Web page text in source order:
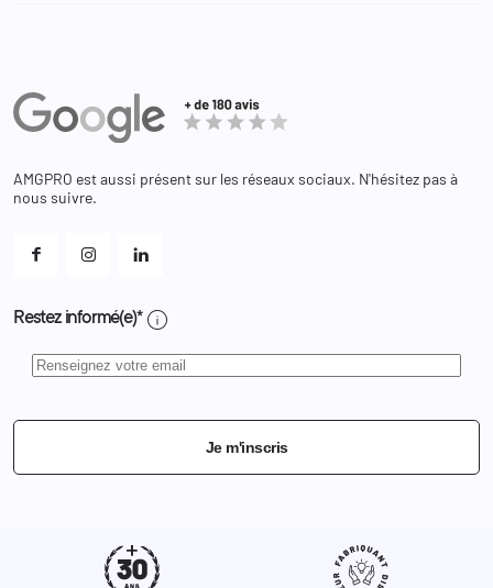
Equipements
Bagagerie
Adresses
Bons de réduction
Et les cookies ?
AMGPRO est aussi présent sur les réseaux sociaux. N'hésitez pas à
nous suivre.
Restez informé(e)* info
Je m'inscris